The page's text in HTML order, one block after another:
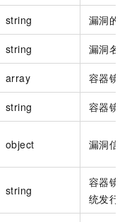
string 漏洞的
string 漏洞名
array 容器镜
string 容器镜
object 漏洞信
string
容器镜
统发行